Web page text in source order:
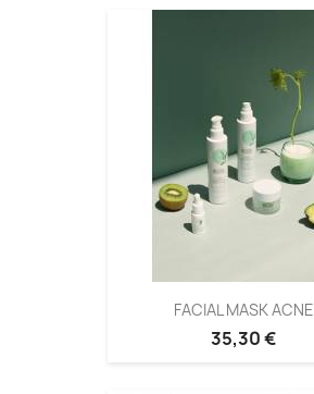
FACIAL MASK ACNE
35,30 €